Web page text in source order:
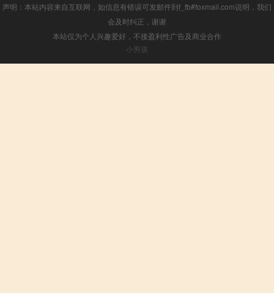
声明：本站内容来自互联网，如信息有错误可发邮件到f_fb#foxmail.com说明，我们
会及时纠正，谢谢
本站仅为个人兴趣爱好，不接盈利性广告及商业合作
小男孩